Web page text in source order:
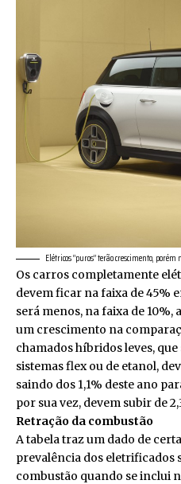
Elétricos “puros” terão crescimento, porém
Os carros completamente
devem ficar na faixa de 45%
será menos, na faixa de
um crescimento na
chamados híbridos leves,
sistemas flex ou de etanol,
saindo dos 1,1% deste ano
por sua vez, devem subir de
Retração da combustão
A tabela traz um dado de
prevalência dos eletrificados
combustão quando se inclui